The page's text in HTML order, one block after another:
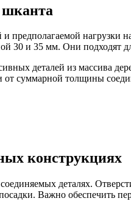
предполагаемой
30 и 35 мм. Они
деталей из массива
от суммарной толщины
конструкциях
деталях.
Важно обеспечить